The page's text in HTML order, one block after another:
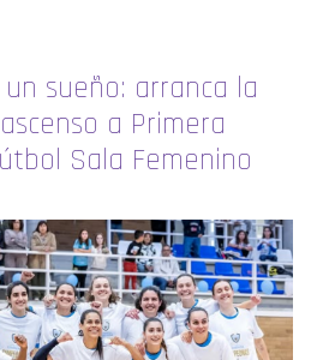
sueño: arranca la
a Primera
Sala Femenino